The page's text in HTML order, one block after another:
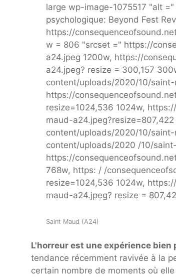
large wp-image-1075517 "alt
psychologique: Beyond Fest
https://
w = 806 "srcset =" https://
a24.jpeg 1200w, https://
a24.jpeg? resize = 300,157
content/uploads/2020/10/
https://
resize=1024,536 1024w,
maud-
content/uploads/2020/10/
content/uploads/2020 /10/
https://
768w, https: / /
resize=1024,536 1024w,
maud-a24.jpeg? resize =
Saint Maud (A24)
L'horreur est une expérience bien
tendance récemment ravivée à la
certain nombre de moments où